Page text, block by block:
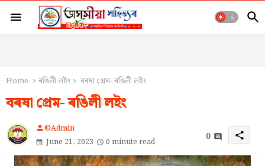
Home ৰঙিলী লইং বৰষা প্ৰেম- ৰঙিলী লইং
বৰষা প্ৰেম- ৰঙিলী লইং
person©Admin
June 21, 2023
0 minute read 0 share